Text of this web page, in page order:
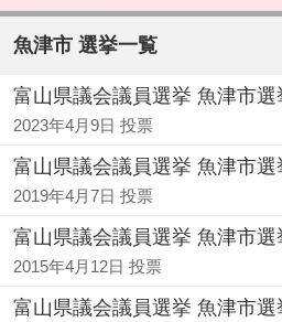
魚津市 選挙一覧
富山県議会議員選挙 魚津市選
2023年4月9日 投票
富山県議会議員選挙 魚津市選
2019年4月7日 投票
富山県議会議員選挙 魚津市選
2015年4月12日 投票
富山県議会議員選挙 魚津市選